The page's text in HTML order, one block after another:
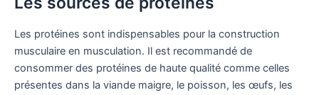
Les protéines sont indispensables pour la construction
musculaire en musculation. Il est recommandé de
consommer des protéines de haute qualité comme celles
présentes dans la viande maigre, le poisson, les œufs, les